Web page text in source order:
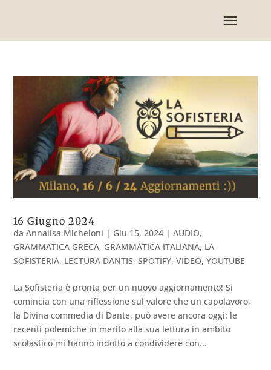
16 Giugno 2024
daAnnalisa Micheloni | Giu 15, 2024 |AUDIO,
GRAMMATICA GRECA, GRAMMATICA ITALIANA, LA
SOFISTERIA, LECTURA DANTIS,SPOTIFY,VIDEO,YOUTUBE
La Sofisteria è pronta per un nuovo aggiornamento! Si
comincia con una riflessione sul valore che un capolavoro,
la Divina commedia di Dante, può avere ancora oggi: le
recenti polemiche in merito alla sua lettura in ambito
scolastico mi hanno indotto a condividere con...